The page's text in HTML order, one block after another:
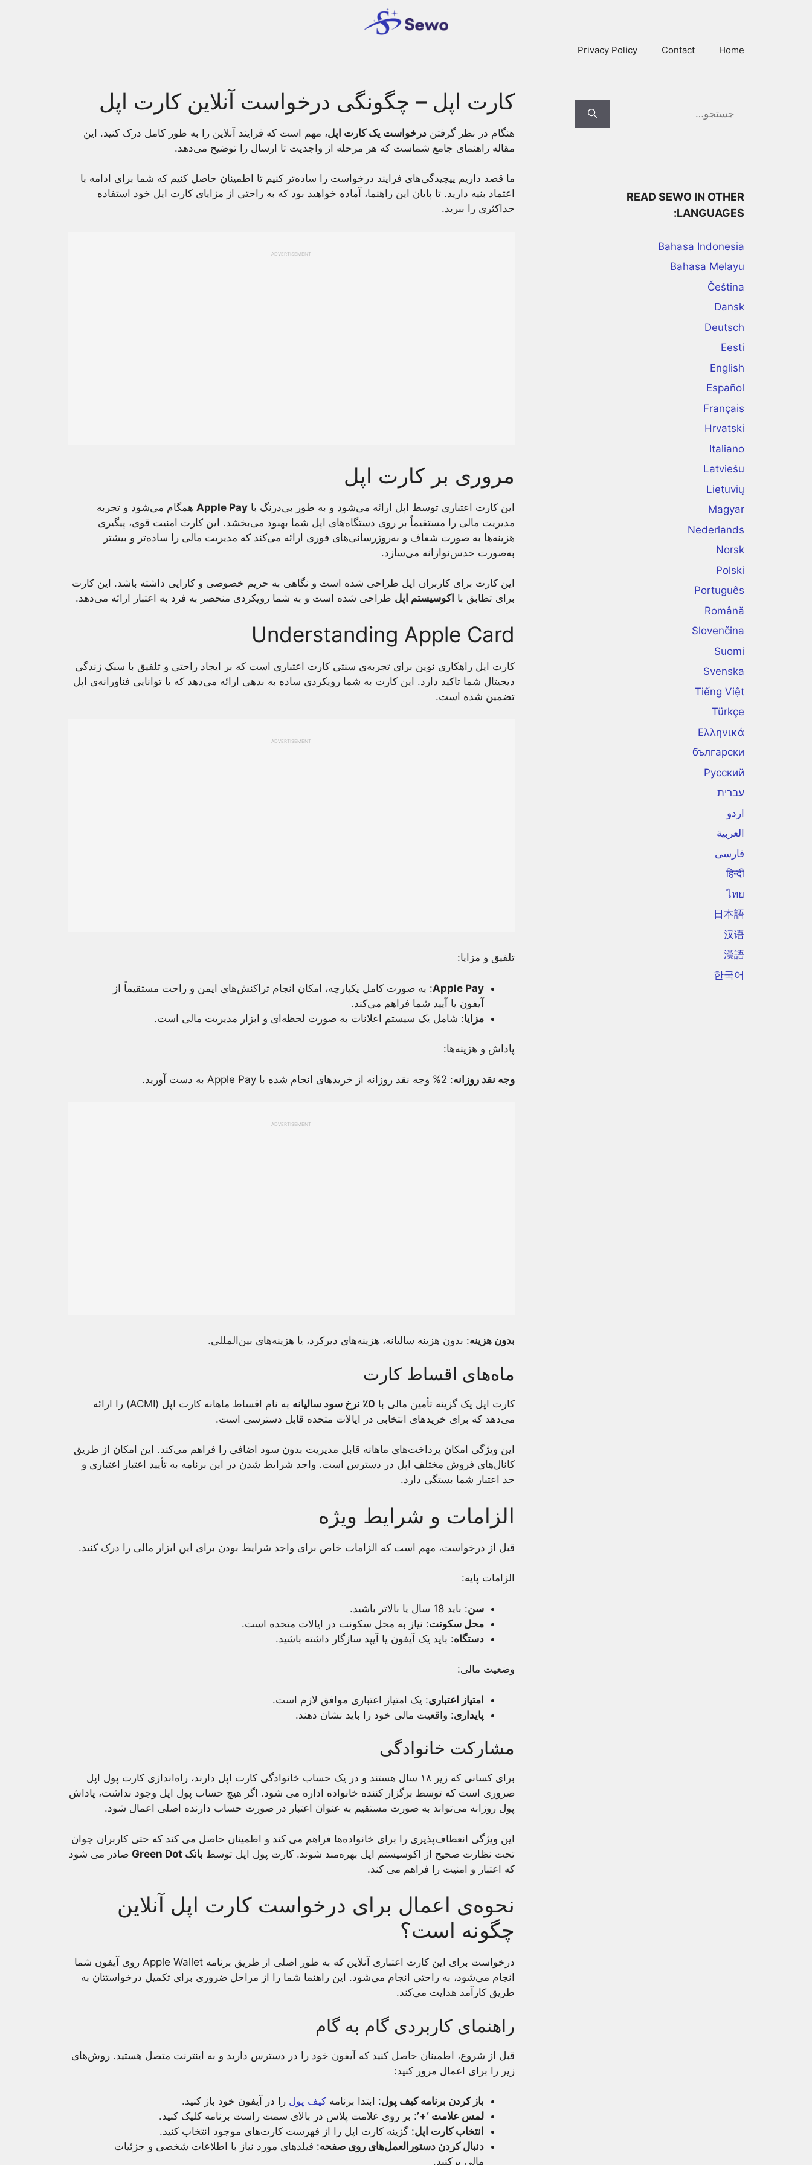
Home
Contact
Privacy Policy
کارت اپل – چگونگی درخواست آنلاین کارت اپل
هنگام در نظر گرفتن درخواست یک کارت اپل، مهم است که فرایند آنلاین را به طور کامل درک کنید. این
مقاله راهنمای جامع شماست که هر مرحله از واجدیت تا ارسال را توضیح می‌دهد.
ما قصد داریم پیچیدگی‌های فرایند درخواست را ساده‌تر کنیم تا اطمینان حاصل کنیم که شما برای ادامه با
اعتماد بنیه دارید. تا پایان این راهنما، آماده خواهید بود که به راحتی از مزایای کارت اپل خود استفاده
حداکثری را ببرید.
ADVERTISEMENT
مروری بر کارت اپل
این کارت اعتباری توسط اپل ارائه می‌شود و به طور بی‌درنگ با Apple Pay همگام می‌شود و تجربه
مدیریت مالی را مستقیماً بر روی دستگاه‌های اپل شما بهبود می‌بخشد. این کارت امنیت قوی، پیگیری
هزینه‌ها به صورت شفاف و به‌روزرسانی‌های فوری ارائه می‌کند که مدیریت مالی را ساده‌تر و بیشتر
به‌صورت حدس‌نوازانه می‌سازد.
این کارت برای کاربران اپل طراحی شده است و نگاهی به حریم خصوصی و کارایی داشته باشد. این کارت
برای تطابق با اکوسیستم اپل طراحی شده است و به شما رویکردی منحصر به فرد به اعتبار ارائه می‌دهد.
Understanding Apple Card
کارت اپل راهکاری نوین برای تجربه‌ی سنتی کارت اعتباری است که بر ایجاد راحتی و تلفیق با سبک زندگی
دیجیتال شما تاکید دارد. این کارت به شما رویکردی ساده به بدهی ارائه می‌دهد که با توانایی فناورانه‌ی اپل
تضمین شده است.
ADVERTISEMENT
تلفیق و مزایا:
Apple Pay: به صورت کامل یکپارچه، امکان انجام تراکنش‌های ایمن و راحت مستقیماً از
آیفون یا آیپد شما فراهم می‌کند.
مزایا: شامل یک سیستم اعلانات به صورت لحظه‌ای و ابزار مدیریت مالی است.
پاداش و هزینه‌ها:
وجه نقد روزانه: 2% وجه نقد روزانه از خریدهای انجام شده با Apple Pay به دست آورید.
ADVERTISEMENT
بدون هزینه: بدون هزینه سالیانه، هزینه‌های دیرکرد، یا هزینه‌های بین‌المللی.
ماه‌های اقساط کارت
کارت اپل یک گزینه تأمین مالی با 0٪ نرخ سود سالیانه
به نام اقساط ماهانه کارت اپل (ACMI) را ارائه
می‌دهد که برای خریدهای انتخابی در ایالات متحده قابل دسترسی است.
این ویژگی امکان پرداخت‌های ماهانه قابل مدیریت بدون سود اضافی را فراهم می‌کند. این امکان از طریق
کانال‌های فروش مختلف اپل در دسترس است. واجد شرایط شدن در این برنامه به تأیید اعتبار اعتباری و
حد اعتبار شما بستگی دارد.
الزامات و شرایط ویژه
قبل از درخواست، مهم است که الزامات خاص برای واجد شرایط بودن برای این ابزار مالی را درک کنید.
الزامات پایه:
سن: باید 18 سال یا بالاتر باشید.
محل سکونت: نیاز به محل سکونت در ایالات متحده است.
دستگاه: باید یک آیفون یا آیپد سازگار داشته باشید.
وضعیت مالی:
امتیاز اعتباری: یک امتیاز اعتباری موافق لازم است.
پایداری: واقعیت مالی خود را باید نشان دهند.
مشارکت خانوادگی
برای کسانی که زیر ۱۸ سال هستند و در یک حساب خانوادگی کارت اپل دارند، راه‌اندازی کارت پول اپل
ضروری است که توسط برگزار کننده خانواده اداره می شود. اگر هیچ حساب پول اپل وجود نداشت، پاداش
پول روزانه می‌تواند به صورت مستقیم به عنوان اعتبار در صورت حساب دارنده اصلی اعمال شود.
این ویژگی انعطاف‌پذیری را برای خانواده‌ها فراهم می کند و اطمینان حاصل می کند که حتی کاربران جوان
تحت نظارت صحیح از اکوسیستم اپل بهره‌مند شوند. کارت پول اپل توسط بانک Green Dot
صادر می شود
که اعتبار و امنیت را فراهم می کند.
نحوه‌ی اعمال برای درخواست کارت اپل آنلاین
چگونه است؟
درخواست برای این کارت اعتباری آنلاین که به طور اصلی از طریق برنامه Apple Wallet روی آیفون شما
انجام می‌شود، به راحتی انجام می‌شود. این راهنما شما را از مراحل ضروری برای تکمیل درخواستتان به
طریق کارآمد هدایت می‌کند.
راهنمای کاربردی گام به گام
قبل از شروع، اطمینان حاصل کنید که آیفون خود را در دسترس دارید و به اینترنت متصل هستید. روش‌های
زیر را برای اعمال مرور کنید:
باز کردن برنامه کیف پول: ابتدا برنامه کیف پول را در آیفون خود باز کنید.
لمس علامت ‘+’: بر روی علامت پلاس در بالای سمت راست برنامه کلیک کنید.
انتخاب کارت اپل: گزینه کارت اپل را از فهرست کارت‌های موجود انتخاب کنید.
دنبال کردن دستورالعمل‌های روی صفحه: فیلدهای مورد نیاز با اطلاعات شخصی و جزئیات
مالی پرکنید.
READ SEWO IN OTHER
LANGUAGES:
Bahasa Indonesia
Bahasa Melayu
Čeština
Dansk
Deutsch
Eesti
English
Español
Français
Hrvatski
Italiano
Latviešu
Lietuvių
Magyar
Nederlands
Norsk
Polski
Português
Română
Slovenčina
Suomi
Svenska
Tiếng Việt
Türkçe
Ελληνικά
български
Русский
עברית
اردو
العربية
فارسی
हिन्दी
ไทย
日本語
汉语
漢語
한국어